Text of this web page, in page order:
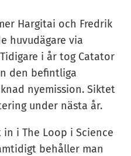
Hargitai och Fredrik
huvudägare via
i år tog Catator
den befintliga
nyemission. Siktet
under nästa år.
i The Loop i Science
behåller man